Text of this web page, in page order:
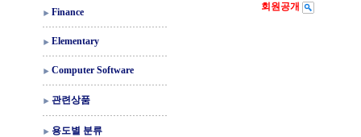
Finance
Elementary
Computer Software
관련상품
용도별 분류
회원공개